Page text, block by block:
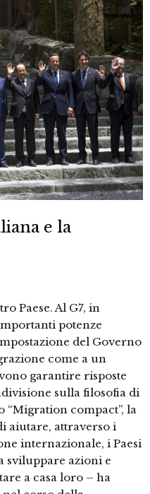
e la
Paese. Al G7, in
potenze
del Governo
come a un
garantire risposte
sulla filosofia di
“Migration compact”, la
aiutare, attraverso i
internazionale, i Paesi
sviluppare azioni e
a casa loro – ha